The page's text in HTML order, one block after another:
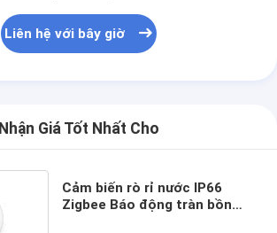
Liên hệ với bây giờ
Nhận Giá Tốt Nhất Cho
Cảm biến rò rỉ nước IP66
Zigbee Báo động tràn bồn